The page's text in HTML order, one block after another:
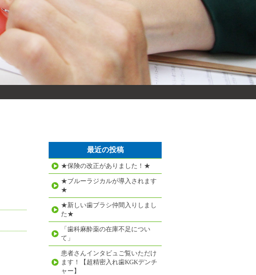
最近の投稿
★保険の改正がありました！★
★ブルーラジカルが導入されます
★
★新しい歯ブラシ仲間入りしまし
た★
「歯科麻酔薬の在庫不足につい
て」
患者さんインタビュご覧いただけ
ます！【超精密入れ歯KGKデンチ
ャー】